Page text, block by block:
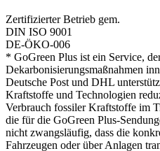
Zertifizierter Betrieb gem.
DIN ISO 9001
DE-ÖKO-006
* GoGreen Plus ist ein Service,
Dekarbonisierungsmaßnahmen
Deutsche Post und DHL
Kraftstoffe und Technologien
Verbrauch fossiler Kraftstoffe im
die für die GoGreen Plus-
nicht zwangsläufig, dass die
Fahrzeugen oder über Anlagen